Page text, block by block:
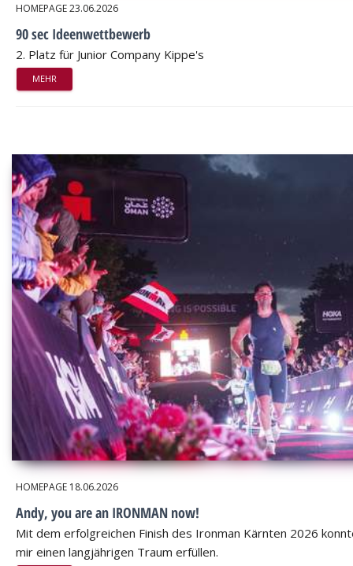
HOMEPAGE23.06.2026
90 sec Ideenwettbewerb
2. Platz für Junior Company Kippe's
MEHR
HOMEPAGE 18.06.2026
Andy, you are an IRONMAN now!
Mit dem erfolgreichen Finish des Ironman Kärnten 2026
mir einen langjährigen Traum erfüllen.